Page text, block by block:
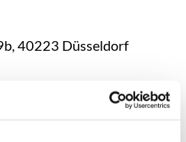
40223 Düsseldorf
zur Erreichbarkeit findest du